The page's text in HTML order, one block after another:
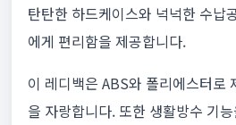
탄탄한 하드케이스와 넉넉한 수납
에게 편리함을 제공합니다.
이 레디백은 ABS와 폴리에스터로
을 자랑합니다. 또한 생활방수 기